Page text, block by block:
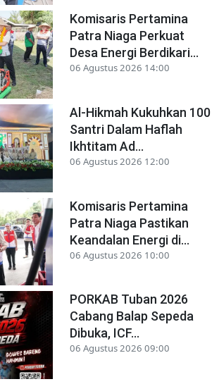
Komisaris Pertamina
Patra Niaga Perkuat
Desa Energi Berdikari...
06 Agustus 2026 14:00
Al-Hikmah Kukuhkan 100
Santri Dalam Haflah
Ikhtitam Ad...
06 Agustus 2026 12:00
Komisaris Pertamina
Patra Niaga Pastikan
Keandalan Energi di...
06 Agustus 2026 10:00
PORKAB Tuban 2026
Cabang Balap Sepeda
Dibuka, ICF...
06 Agustus 2026 09:00